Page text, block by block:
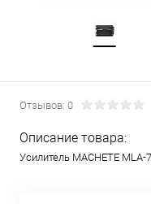
Отзывов: 0
Описание товара:
Усилитель MACHETE MLA-